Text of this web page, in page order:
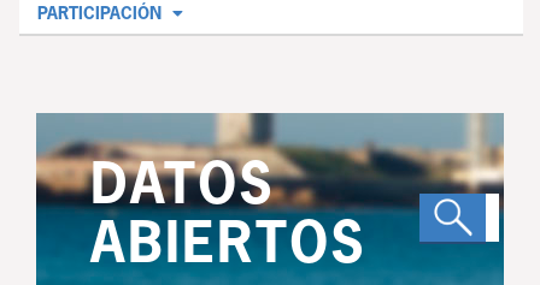
PARTICIPACIÓN
DATOS
ABIERTOS